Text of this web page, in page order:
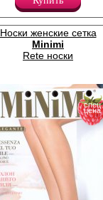
Носки женские сетка
Minimi
Rete носки
спец
цена